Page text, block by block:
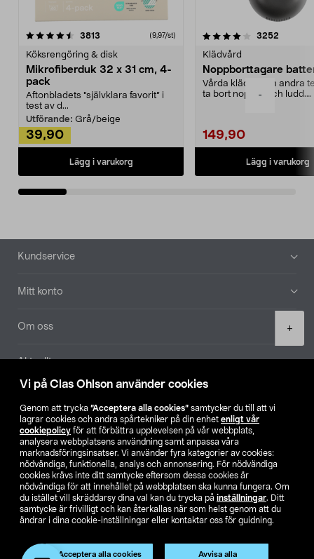
Vi på Clas Ohlson använder cookies
Genom att trycka ”Acceptera alla cookies” samtycker du till att vi
lagrar cookies och andra spårtekniker på din enhet enligt vår
cookiepolicy för att förbättra upplevelsen på vår webbplats,
analysera webbplatsens användning samt anpassa våra
marknadsföringsinsatser. Vi använder fyra kategorier av cookies:
nödvändiga, funktionella, analys och annonsering. För nödvändiga
cookies krävs inte ditt samtycke eftersom dessa cookies är
nödvändiga för att innehållet på webbplatsen ska kunna fungera. Om
du istället vill skräddarsy dina val kan du trycka på inställningar. Ditt
samtycke är frivilligt och kan återkallas när som helst genom att du
ändrar i dina cookie-inställningar eller kontaktar oss för guidning.
Acceptera alla cookies Avvisa alla
-
+
3813 (9,97/st)
Köksrengöring & disk
Mikrofiberduk 32 x 31 cm, 4-
pack
Aftonbladets "självklara favorit” i
test av d...
Utförande: Grå/beige
39,90
Lägg i varukorg
4.0av 5 stjärnor 3252
Klädvård
Noppborttagare
Vårda kläder och andra
ta bort noppor och ludd.
149,90
Lägg i varukorg
4.5av 5 stjärnor
Sidfot
Kundservice
Mitt konto
Om oss
Aktuellt
Hitta butik
SE NO FI
Köpvillkor Privacy statement Klubbvillkor För företag